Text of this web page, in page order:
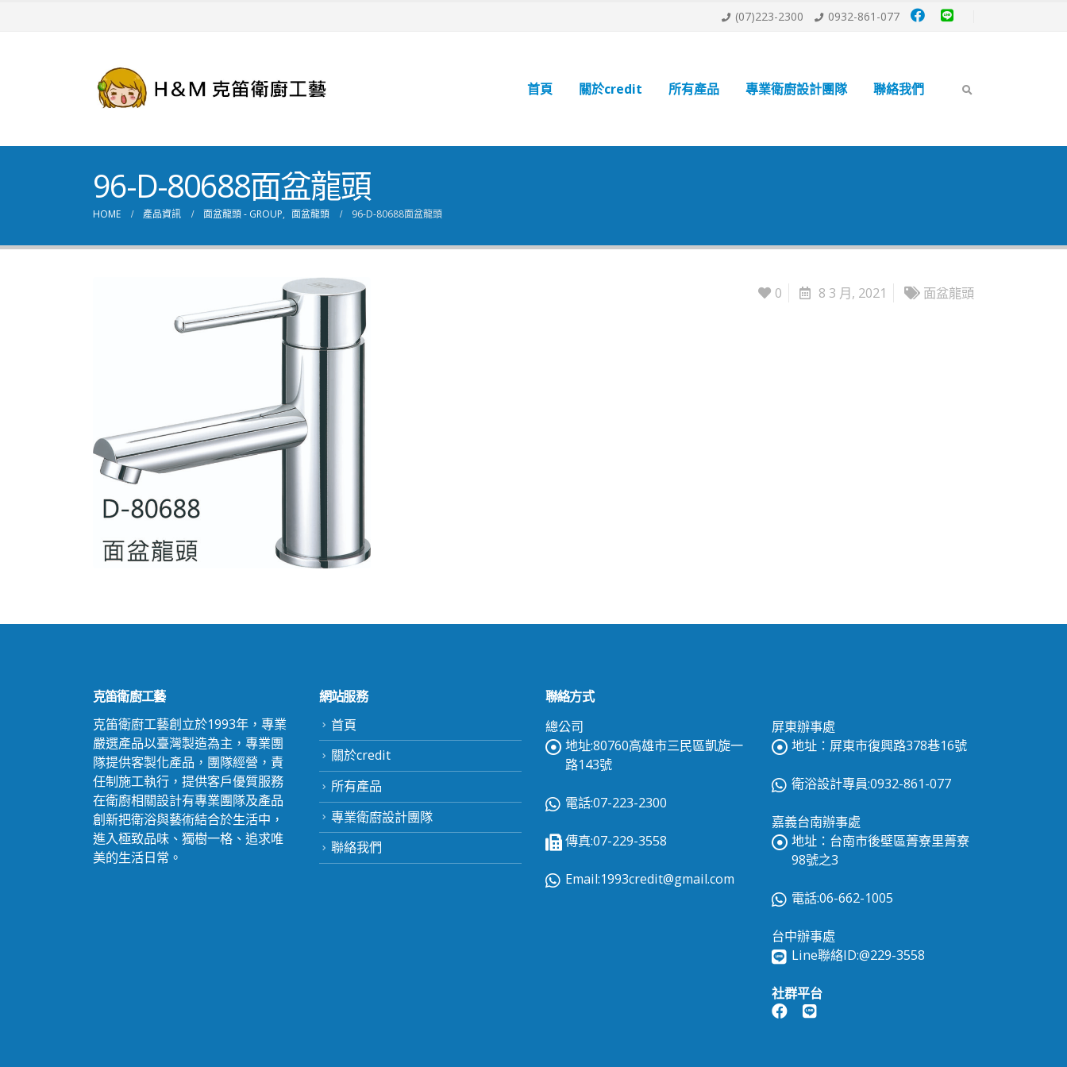
(07)223-2300 0932-861-077
首頁 關於credit 所有產品 專業衛廚設計團隊 聯絡我們
96-D-80688面盆龍頭
HOME 產品資訊 面盆龍頭 - GROUP, 面盆龍頭 96-D-80688面盆龍頭
0 8 3 月, 2021 面盆龍頭
克笛衛廚工藝
克笛衛廚工藝創立於1993年，專業
嚴選產品以臺灣製造為主，專業團
隊提供客製化產品，團隊經營，責
任制施工執行，提供客戶優質服務
在衛廚相關設計有專業團隊及產品
創新把衛浴與藝術結合於生活中，
進入極致品味、獨樹一格、追求唯
美的生活日常。
網站服務
首頁
關於credit
所有產品
專業衛廚設計團隊
聯絡我們
聯絡方式
總公司
地址:80760高雄市三民區凱旋一
路143號
電話:07-223-2300
傳真:07-229-3558
Email:1993credit@gmail.com
屏東辦事處
地址：屏東市復興路378巷16號
衛浴設計專員:0932-861-077
嘉義台南辦事處
地址：台南市後壁區菁寮里菁寮
98號之3
電話:06-662-1005
台中辦事處
Line聯絡ID:@229-3558
社群平台